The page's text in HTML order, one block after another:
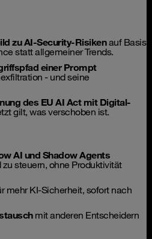
zu AI-Security-Risikenauf Basis
statt allgemeiner Trends.
einer Prompt
- und seine
des EU AI Act mit Digital-
gilt, was verschoben ist.
AI und Shadow Agents
steuern, ohne Produktivität
mehr KI-Sicherheit, sofort nach
mit anderen Entscheidern